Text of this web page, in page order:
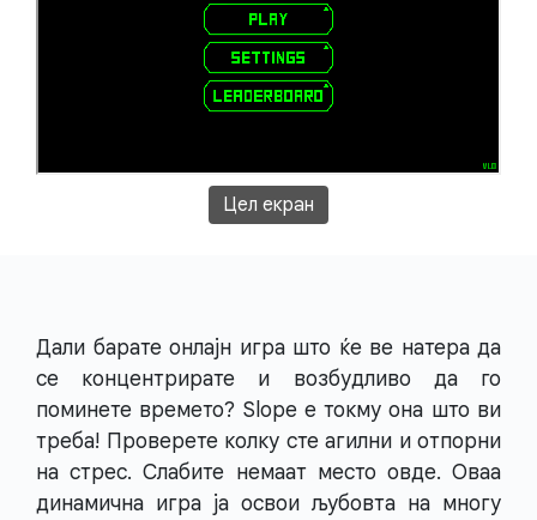
Цел екран
Дали барате онлајн игра што ќе ве натера да
се концентрирате и возбудливо да го
поминете времето? Slope е токму она што ви
треба! Проверете колку сте агилни и отпорни
на стрес. Слабите немаат место овде. Оваа
динамична игра ја освои љубовта на многу